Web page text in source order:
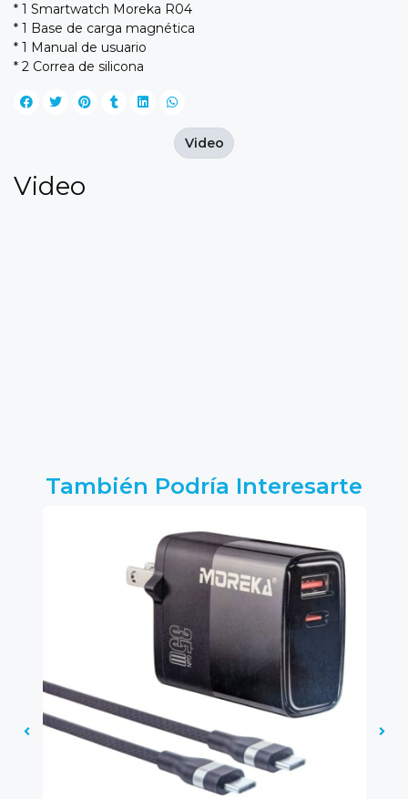
* 1 Smartwatch Moreka R04
* 1 Base de carga magnética
* 1 Manual de usuario
* 2 Correa de silicona
Video
Video
También Podría Interesarte